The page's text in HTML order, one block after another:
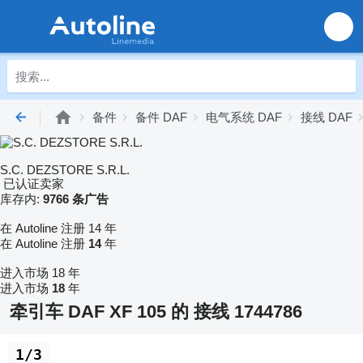
备件 备件 DAF 电气系统 DAF 接线 DAF
S.C. DEZSTORE S.R.L.
已认证卖家
库存内: 9766 条广告
在 Autoline 注册 14 年
在 Autoline 注册 14年
进入市场 18 年
进入市场 18 年
牵引车 DAF XF 105 的 接线 1744786
1/3